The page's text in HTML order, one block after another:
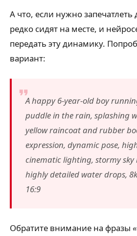
А что, если нужно
редко сидят на месте, и
передать эту динамику.
вариант:
A happy 6-year-old boy
puddle in the rain, splashing
yellow raincoat and rubber
expression, dynamic pose,
cinematic lighting, stormy
highly detailed water drops,
16:9
Обратите внимание на фразы